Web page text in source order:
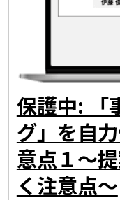
保護中: 「
グ」を自
意点１～
く注意点～